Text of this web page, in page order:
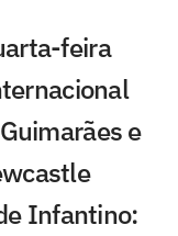
feira
e
Infantino: